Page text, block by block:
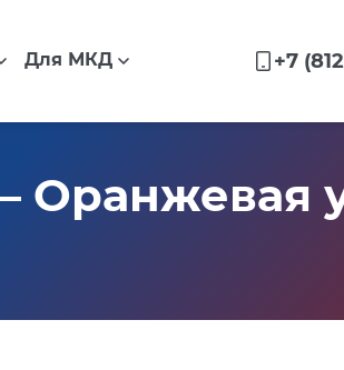
Для МКД +7
Оранжевая